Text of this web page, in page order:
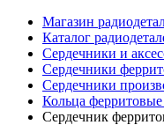
Магазин
Каталог
Сердечники и
Сердечники
Сердечники
Кольца
Сердечник